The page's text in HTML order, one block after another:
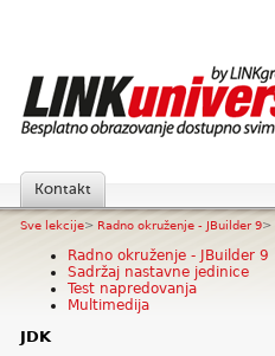
Kontakt
Sve lekcije> Radno okruženje - JBuilder 9>
Radno okruženje - JBuilder 9
Sadržaj nastavne jedinice
Test napredovanja
Multimedija
JDK